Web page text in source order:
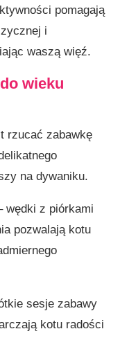
pomagają
i
waszą więź.
wieku
rzucać zabawkę
na dywaniku.
wędki z piórkami
pozwalają kotu
sesje zabawy
kotu radości